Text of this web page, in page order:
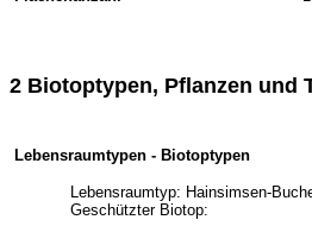
2 Biotoptypen, Pflanzen und
Lebensraumtypen - Biotoptypen
Lebensraumtyp: Hainsimsen-
Geschützter Biotop: